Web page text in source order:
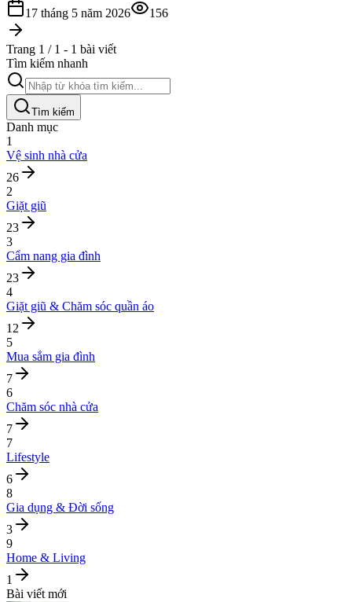
17 tháng 5 năm 2026 156
Trang 1 / 1 - 1 bài viết
Tìm kiếm nhanh
Tìm kiếm
Danh mục
1
Vệ sinh nhà cửa
26
2
Giặt giũ
23
3
Cẩm nang gia đình
23
4
Giặt giũ & Chăm sóc quần áo
12
5
Mua sắm gia đình
7
6
Chăm sóc nhà cửa
7
7
Lifestyle
6
8
Gia dụng & Đời sống
3
9
Home & Living
1
Bài viết mới